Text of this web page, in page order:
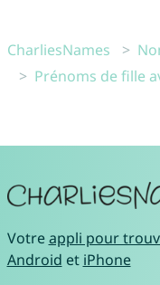
CharliesNames
Prénoms de fille
Votreappli pour
Android et iPhone